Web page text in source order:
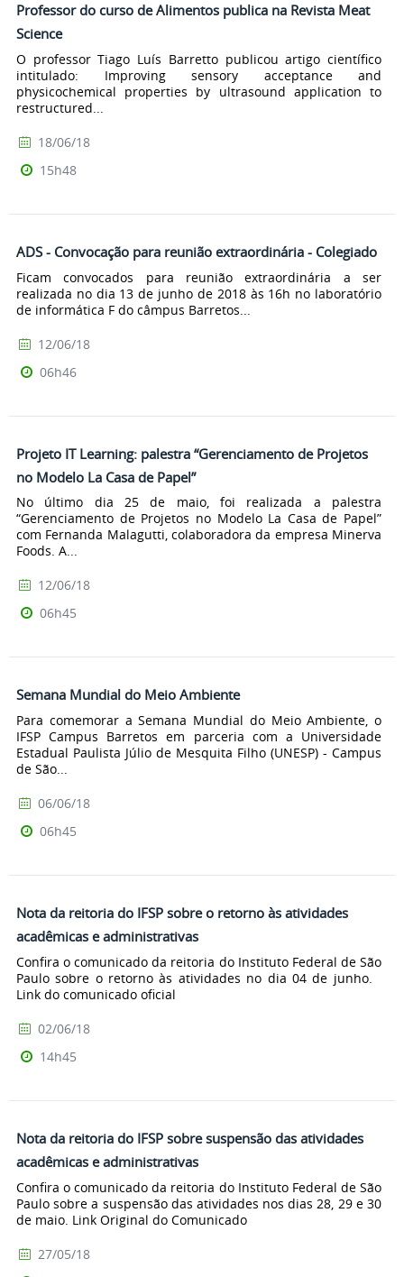
Professor do curso de Alimentos publica na Revista Meat
Science
O professor Tiago Luís Barretto publicou artigo científico
intitulado: Improving sensory acceptance and
physicochemical properties by ultrasound application to
restructured...
18/06/18
15h48
ADS - Convocação para reunião extraordinária - Colegiado
Ficam convocados para reunião extraordinária a ser
realizada no dia 13 de junho de 2018 às 16h no laboratório
de informática F do câmpus Barretos...
12/06/18
06h46
Projeto IT Learning: palestra “Gerenciamento de Projetos
no Modelo La Casa de Papel”
No último dia 25 de maio, foi realizada a palestra
“Gerenciamento de Projetos no Modelo La Casa de Papel”
com Fernanda Malagutti, colaboradora da empresa Minerva
Foods. A...
12/06/18
06h45
Semana Mundial do Meio Ambiente
Para comemorar a Semana Mundial do Meio Ambiente, o
IFSP Campus Barretos em parceria com a Universidade
Estadual Paulista Júlio de Mesquita Filho (UNESP) - Campus
de São...
06/06/18
06h45
Nota da reitoria do IFSP sobre o retorno às atividades
acadêmicas e administrativas
Confira o comunicado da reitoria do Instituto Federal de São
Paulo sobre o retorno às atividades no dia 04 de junho.
Link do comunicado oficial
02/06/18
14h45
Nota da reitoria do IFSP sobre suspensão das atividades
acadêmicas e administrativas
Confira o comunicado da reitoria do Instituto Federal de São
Paulo sobre a suspensão das atividades nos dias 28, 29 e 30
de maio. Link Original do Comunicado
27/05/18